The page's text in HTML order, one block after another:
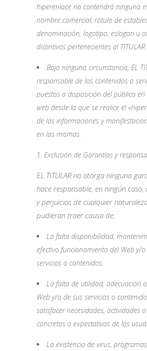
hiperenlace no contendrá ninguna
nombre comercial, rótulo de
denominación, logotipo, eslogan u
distintivos pertenecientes al TITULAR
Bajo ninguna circunstancia, EL
responsable de los contenidos o
puestos a disposición del público
web desde la que se realice el
de las informaciones y
en las mismas.
Exclusión de Garantías y
EL TITULAR no otorga ninguna
hace responsable, en ningún caso,
y perjuicios de cualquier
pudieran traer causa de:
La falta disponibilidad,
efectivo funcionamiento del Web y/o
servicios o contenidos.
La falta de utilidad, adecuación
Web y/o de sus servicios o
satisfacer necesidades, actividades
concretos o expectativas de los
La existencia de virus,